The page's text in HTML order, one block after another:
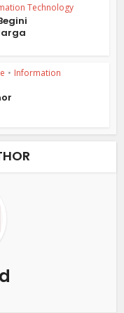
Technology
• Information